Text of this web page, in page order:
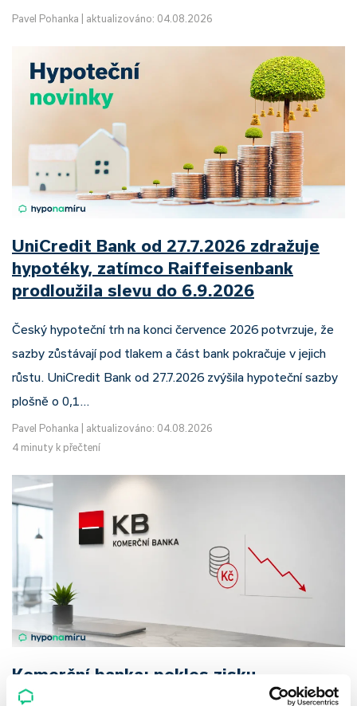
Pavel Pohanka aktualizováno: 04.08.2026
UniCredit Bank od 27.7.2026 zdražuje
hypotéky, zatímco Raiffeisenbank
prodloužila slevu do 6.9.2026
Český hypoteční trh na konci července 2026 potvrzuje, že
sazby zůstávají pod tlakem a část bank pokračuje v jejich
růstu. UniCredit Bank od 27.7.2026 zvýšila hypoteční sazby
plošně o 0,1…
Pavel Pohanka
aktualizováno: 04.08.2026
4 minuty k přečtení
Komerční banka: pokles zisku
neznamená slabší banku